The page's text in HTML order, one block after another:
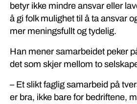
betyr ikke mindre ansvar eller
å gi folk mulighet til å ta ansvar
mer meningsfullt og tydelig.
Han mener samarbeidet peker
det som skjer mellom to
– Et slikt faglig samarbeid på
er bra, ikke bare for bedriftene,